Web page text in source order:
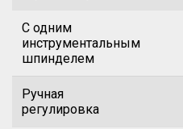
С одним
инструментальным
шпинделем
Ручная
регулировка